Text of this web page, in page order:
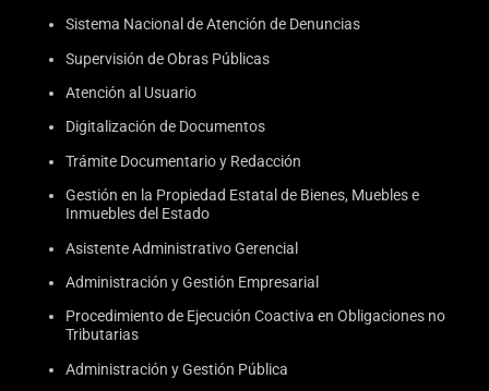
Sistema Nacional de Atención de Denuncias
Supervisión de Obras Públicas
Atención al Usuario
Digitalización de Documentos
Trámite Documentario y Redacción
Gestión en la Propiedad Estatal de Bienes, Muebles e
Inmuebles del Estado
Asistente Administrativo Gerencial
Administración y Gestión Empresarial
Procedimiento de Ejecución Coactiva en Obligaciones no
Tributarias
Administración y Gestión Pública